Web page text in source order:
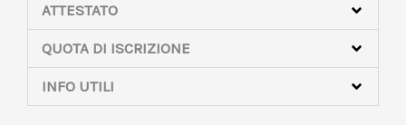
ATTESTATO
QUOTA DI ISCRIZIONE
INFO UTILI